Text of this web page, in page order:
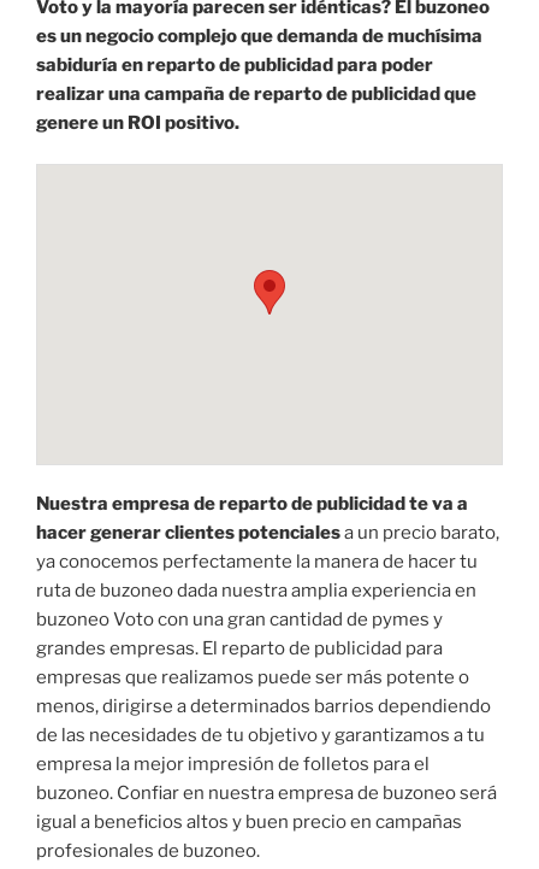
Voto y la mayoría parecen ser idénticas? El buzoneo
es un negocio complejo que demanda de muchísima
sabiduría en reparto de publicidad para poder
realizar una campaña de reparto de publicidad que
genere un ROI positivo.
Nuestra empresa de reparto de publicidad te va a
hacer generar clientes potencialesa un precio barato,
ya conocemos perfectamente la manera de hacer tu
ruta de buzoneo dada nuestra amplia experiencia en
buzoneo Voto con una gran cantidad de pymes y
grandes empresas. El reparto de publicidad para
empresas que realizamos puede ser más potente o
menos, dirigirse a determinados barrios dependiendo
de las necesidades de tu objetivo y garantizamos a tu
empresa la mejor impresión de folletos para el
buzoneo. Confiar en nuestra empresa de buzoneo será
igual a beneficios altos y buen precio en campañas
profesionales de buzoneo.